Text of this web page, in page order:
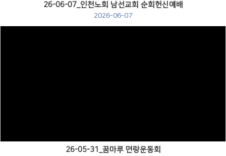
26-06-07_인천노회 남선교회 순회헌신예배
2026-06-07
26-05-31_꿈마루 면랑운동회